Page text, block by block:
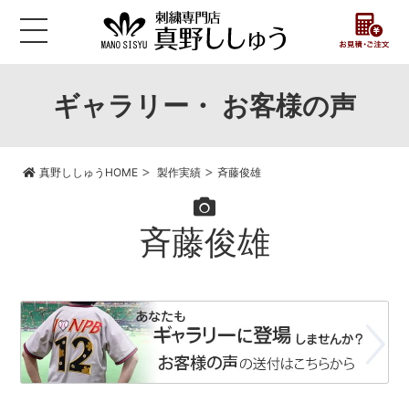
ギャラリー・ お客様の声
真野ししゅうHOME> 製作実績> 斉藤俊雄
斉藤俊雄